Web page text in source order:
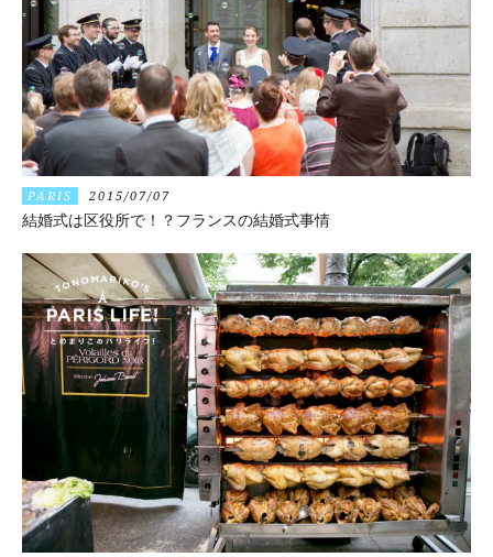
PARIS 2015/07/07
結婚式は区役所で！？フランスの結婚式事情